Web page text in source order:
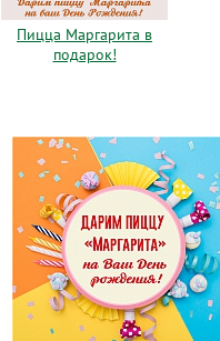
Пицца Маргарита в
подарок!